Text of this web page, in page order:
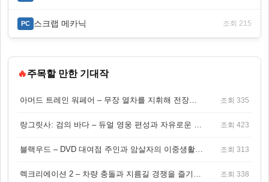
PC 스크랩 메카닉 조회 215
🔥주목할 만한 기대작
아머드 트레인 워페어 – 무장 열차를 지휘해 전장을 돌파하는 생존 전투 게임 조회 335
랑그릿사: 검의 바다 – 듀얼 영웅 편성과 자유로운 탐험을 결합한 판타지 전략 RPG 조회 423
블랙우드 – DVD 대여점 주인과 암살자의 이중생활을 그린 3인칭 액션 스릴러 게임 조회 313
렉크리에이션 2 – 차량 충돌과 지름길 경쟁을 즐기는 오픈월드 아케이드 레이싱 게임 조회 338